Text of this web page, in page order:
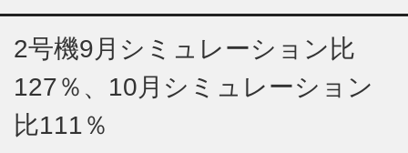
2号機9月シミュレーション比
127％、10月シミュレーション
比111％